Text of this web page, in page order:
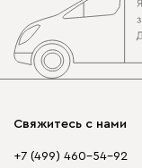
Свяжитесь с нами
+7 (499) 460-54-92